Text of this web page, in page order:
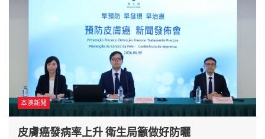
本澳新聞
皮膚癌發病率上升 衛生局籲做好防曬